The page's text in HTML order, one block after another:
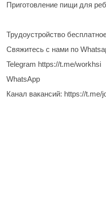
Приготовление пищи для
Трудоустройство
Свяжитесь с нами по
Telegram https://t.me/workhsi
WhatsApp
Канал вакансий: https://t.me/